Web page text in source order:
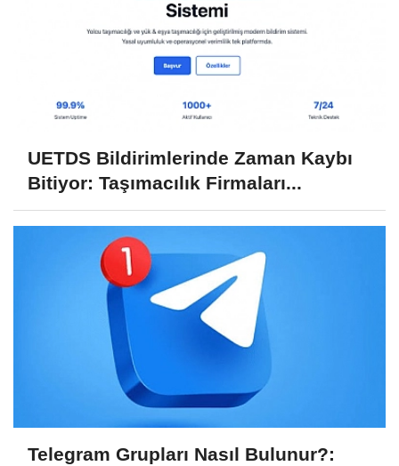
UETDS Bildirimlerinde Zaman Kaybı
Bitiyor: Taşımacılık Firmaları...
Telegram Grupları Nasıl Bulunur?: